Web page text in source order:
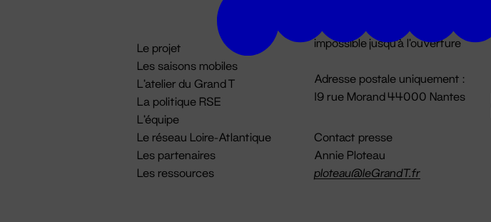
Le projet
Les saisons mobiles
L'atelier du Grand T
La politique RSE
L'équipe
Le réseau Loire-Atlantique
Les partenaires
Les ressources
impossible jusqu'à l'ouverture
Adresse postale uniquement :
19 rue Morand 44000 Nantes
Contact presse
Annie Ploteau
ploteau@leGrandT.fr